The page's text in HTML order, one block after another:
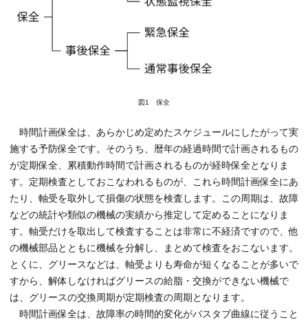
図1 保全
時間計画保全は、あらかじめ定めたスケジュールにしたがって実
施する予防保全です。そのうち、暦年の経過時間で計画されるもの
が定期保全、累積動作時間で計画されるものが経時保全となりま
す。定期検査としておこなわれるものが、これら時間計画保全にあ
たり、軸受を取外して損傷の状態を検査します。この周期は、故障
などの統計や類似の機械の実績から推定して定めることになりま
す。軸受だけを取出して検査することは非常に不経済ですので、他
の機械部品とともに機械を分解し、まとめて検査をおこないます。
とくに、グリースなどは、軸受よりも寿命が短くなることが多いで
すから、解体しなければグリースの給脂・交換ができない機械で
は、グリースの交換周期が定期検査の周期となります。
時間計画保全は、故障率の時間的変化がバスタブ曲線に従うこと